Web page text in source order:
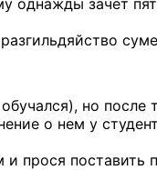
однажды зачет
но после
о нем у
прося поставить